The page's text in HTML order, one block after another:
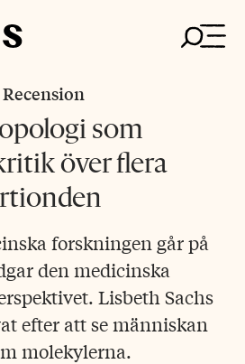
Recension
som
över flera
forskningen går på
den medicinska
Lisbeth Sachs
efter att se människan
molekylerna.